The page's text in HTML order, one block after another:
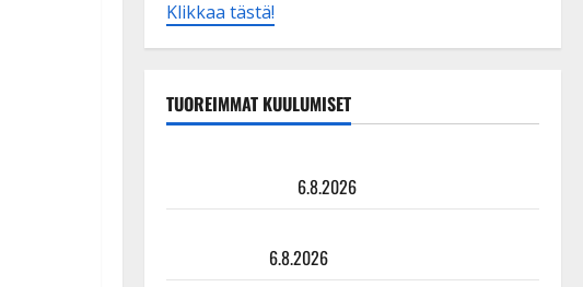
Klikkaa tästä!
TUOREIMMAT KUULUMISET
6.8.2026
6.8.2026